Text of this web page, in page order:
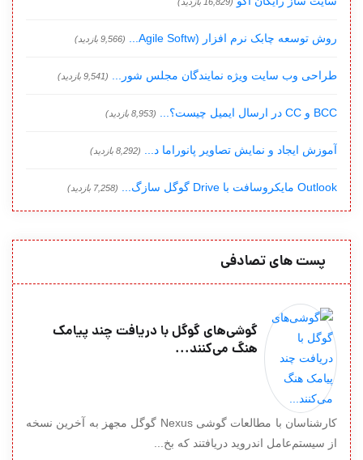
روش توسعه چابک نرم افزار (Agile Softw... (9,566 بازدید)
طراحی وب سایت ویژه نمایندگان مجلس شور... (9,541 بازدید)
BCC و CC در ارسال ایمیل چیست؟... (8,953 بازدید)
آموزش ایجاد و نمایش تصاویر پانوراما د... (8,292 بازدید)
Outlook مایکروسافت با Drive گوگل سازگ... (7,258 بازدید)
پست های تصادفی
گوشی‌های گوگل با دریافت چند پیامک
هنگ می‌کنند...
کارشناسان با مطالعات گوشی Nexus گوگل مجهز به آخرین نسخه
از سیستم‌عامل اندروید دریافتند که بخ...